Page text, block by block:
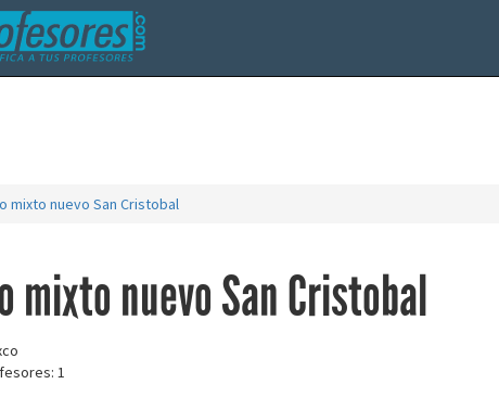
mixto nuevo San Cristobal
mixto nuevo San Cristobal
1